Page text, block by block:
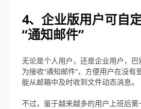
4、企业版用户可自
“通知邮件”
无论是个人用户，还是企业用户，巴
为接收“通知邮件”，方便用户在没有
能从邮箱中及时收到文件动态消息。
不过，鉴于越来越多的用户上班后